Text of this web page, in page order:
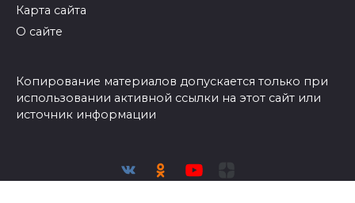
Карта сайта
О сайте
Копирование материалов допускается только при
использовании активной ссылки на этот сайт или
источник информации